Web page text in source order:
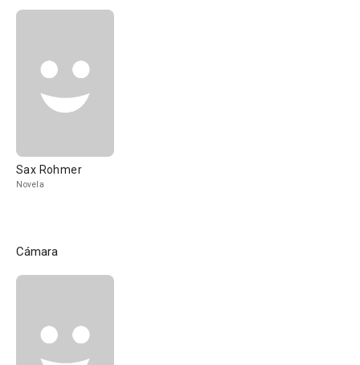
Sax Rohmer
Novela
Cámara